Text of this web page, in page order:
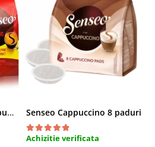
Pachet Senseo Clasic 5 pungi x 48 paduri Senseo Cappuccino 8 paduri
Achizitie verificata